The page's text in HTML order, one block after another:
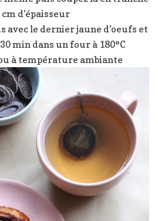
cm d’épaisseur
avec le dernier jaune d’oeufs et
min dans un four à 180°C
à température ambiante